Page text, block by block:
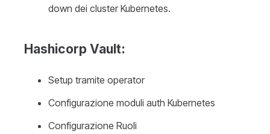
down dei cluster Kubernetes.
Hashicorp Vault:
Setup tramite operator
Configurazione moduli auth Kubernetes
Configurazione Ruoli